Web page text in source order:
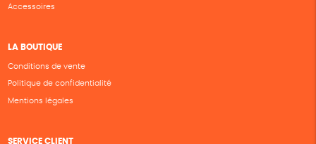
Accessoires
LA BOUTIQUE
Conditions de vente
Politique de confidentialité
Mentions légales
SERVICE CLIENT